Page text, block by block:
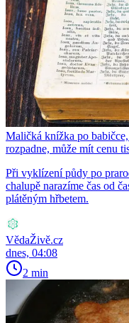
Maličká knížka po
rozpadne, může mít cenu
Při vyklízení půdy po
chalupě narazíme čas od
plátěným hřbetem.
VědaŽivě.cz
dnes, 04:08
2 min